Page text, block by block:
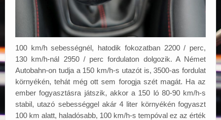
100 km/h sebességnél, hatodik fokozatban 2200 / perc,
130 km/h-nál 2950 / perc fordulaton dolgozik. A Német
Autobahn-on tudja a 150 km/h-s utazót is, 3500-as fordulat
környékén, tehát még ott sem forogja szét magát. Ha az
ember fogyasztásra játszik, akkor a 150 ló 80-90 km/h-s
stabil, utazó sebességgel akár 4 liter környékén fogyaszt
100 km alatt, haladósabb, 100 km/h-s tempóval ez az érték